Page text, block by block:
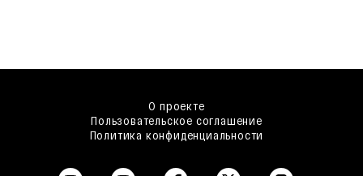
О проекте
Пользовательское соглашение
Политика конфиденциальности